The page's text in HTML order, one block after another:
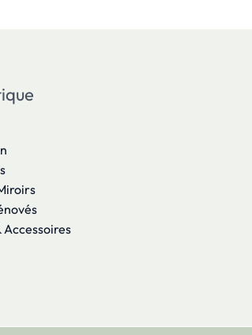
Accessoires